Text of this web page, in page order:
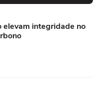
elevam integridade no